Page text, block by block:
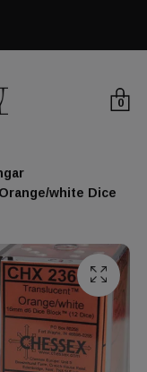
0
white Dice